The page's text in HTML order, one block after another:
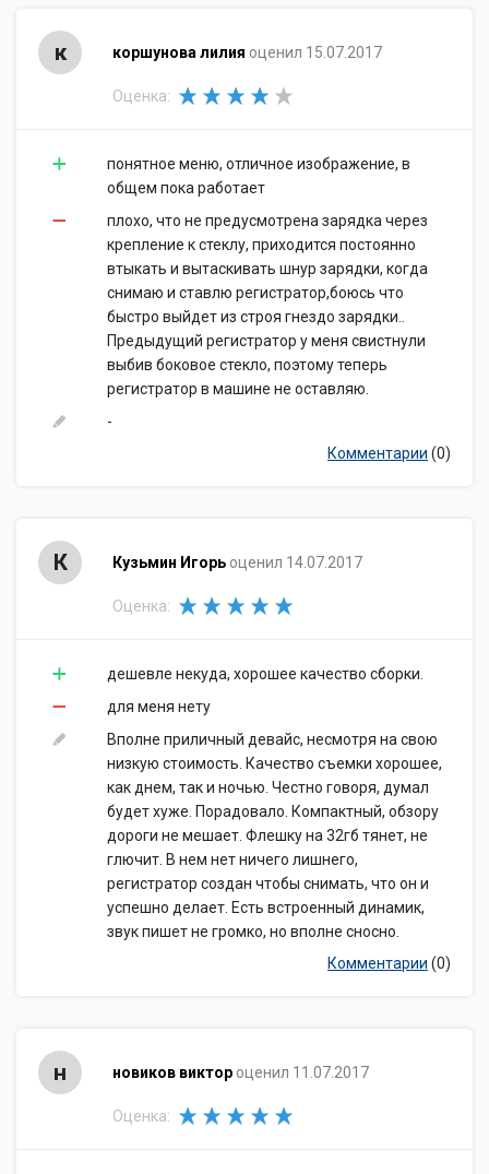
к коршунова лилия оценил 15.07.2017
Оценка:
понятное меню, отличное изображение, в
общем пока работает
плохо, что не предусмотрена зарядка через
крепление к стеклу, приходится постоянно
втыкать и вытаскивать шнур зарядки, когда
снимаю и ставлю регистратор,боюсь что
быстро выйдет из строя гнездо зарядки..
Предыдущий регистратор у меня свистнули
выбив боковое стекло, поэтому теперь
регистратор в машине не оставляю.
-
Комментарии (0)
К Кузьмин Игорь оценил 14.07.2017
Оценка:
дешевле некуда, хорошее качество сборки.
для меня нету
Вполне приличный девайс, несмотря на свою
низкую стоимость. Качество съемки хорошее,
как днем, так и ночью. Честно говоря, думал
будет хуже. Порадовало. Компактный, обзору
дороги не мешает. Флешку на 32гб тянет, не
глючит. В нем нет ничего лишнего,
регистратор создан чтобы снимать, что он и
успешно делает. Есть встроенный динамик,
звук пишет не громко, но вполне сносно.
Комментарии (0)
н новиков виктор оценил 11.07.2017
Оценка: